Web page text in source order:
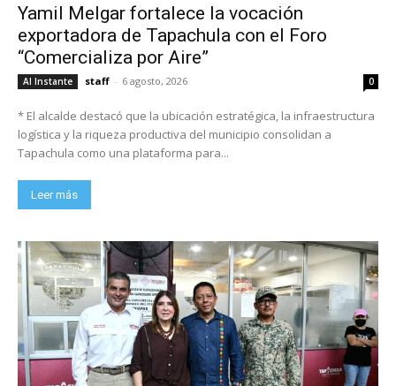
Yamil Melgar fortalece la vocación
exportadora de Tapachula con el Foro
“Comercializa por Aire”
Al Instante staff - 6 agosto, 2026 0
* El alcalde destacó que la ubicación estratégica, la infraestructura
logística y la riqueza productiva del municipio consolidan a
Tapachula como una plataforma para...
Leer más